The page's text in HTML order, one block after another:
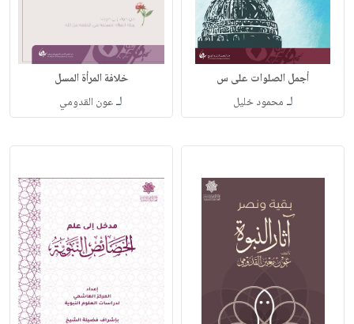
أجمل الصلوات على س
لـ محمود خليل
خلافة المرأة المسل
لـعون القدومي